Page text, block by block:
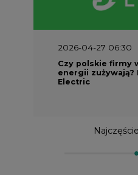
2026-04-27 06:30
Czy polskie firmy
energii zużywają?
Electric